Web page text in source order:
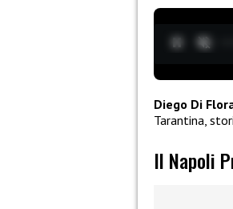
Diego Di
Tarantina,
Il Napoli